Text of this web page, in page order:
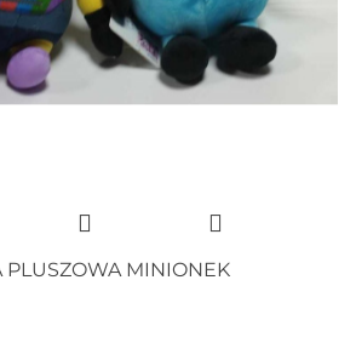
PLUSZOWA MINIONEK